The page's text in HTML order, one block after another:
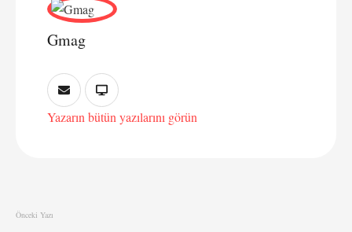
Gmag
Yazarın bütün yazılarını görün
Önceki Yazı